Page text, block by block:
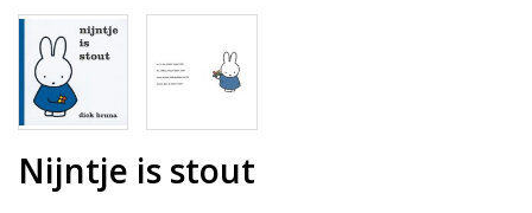
Nijntje is stout